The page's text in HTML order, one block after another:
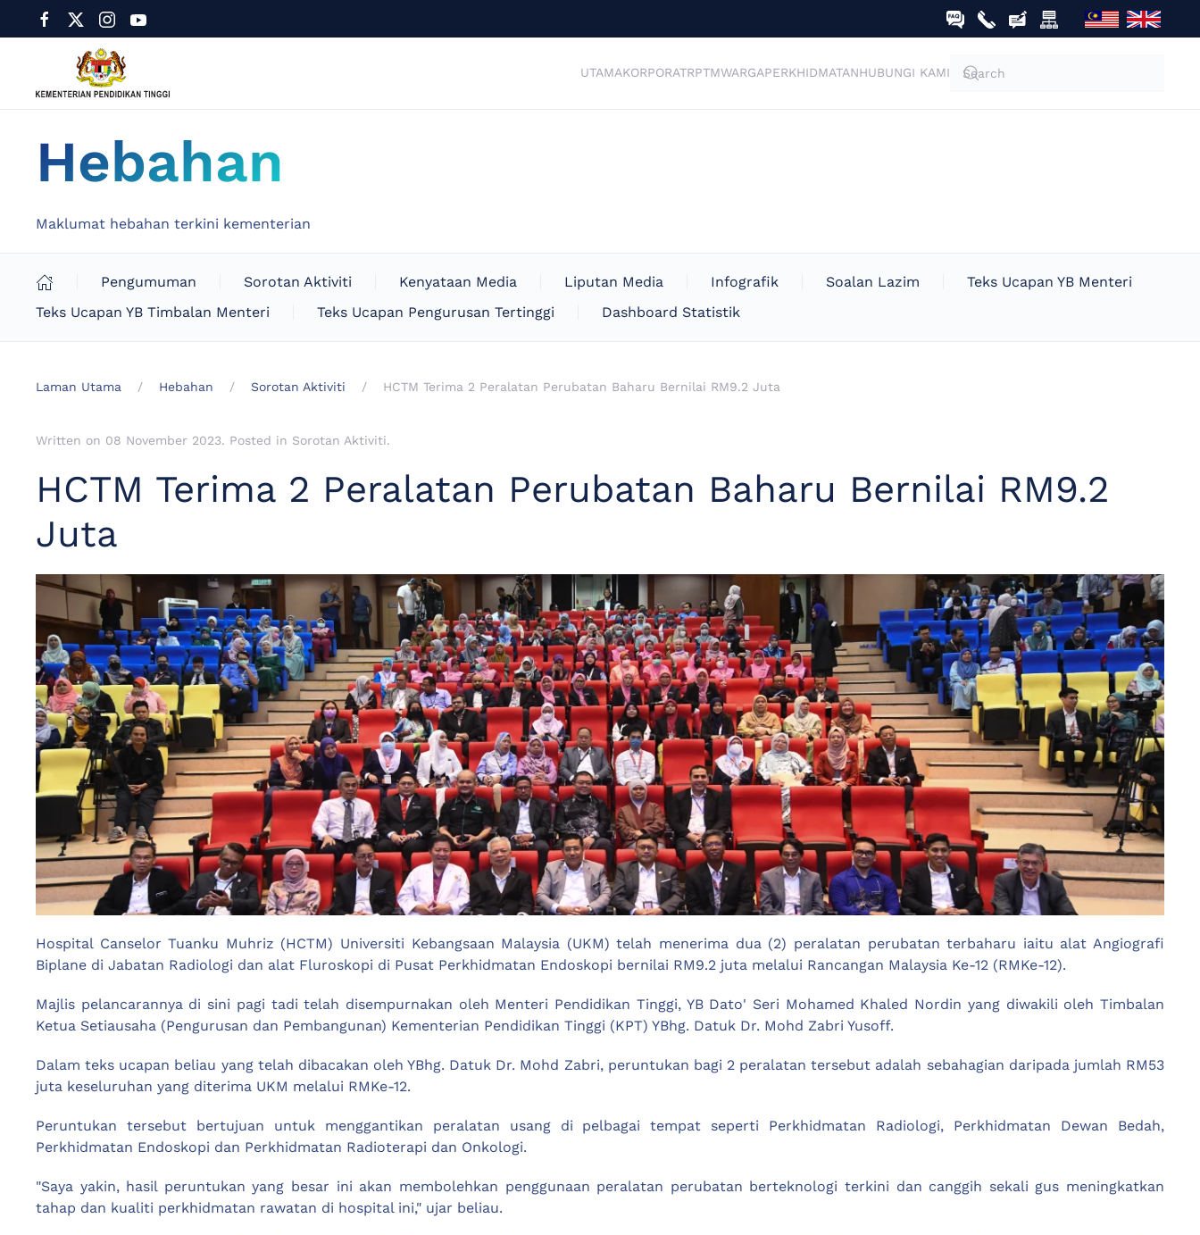
UTAMAKORPORATRPTMWARGAPERKHIDMATANHUBUNGI KAMI
Hebahan
Maklumat hebahan terkini kementerian
Pengumuman Sorotan Aktiviti Kenyataan Media Liputan Media Infografik Soalan Lazim
Teks Ucapan YB Menteri
Teks Ucapan YB Timbalan Menteri
Teks Ucapan Pengurusan Tertinggi Dashboard Statistik
Laman Utama Hebahan Sorotan Aktiviti HCTM Terima 2 Peralatan Perubatan Baharu Bernilai RM9.2 Juta
Written on 08 November 2023. Posted in Sorotan Aktiviti.
HCTM Terima 2 Peralatan Perubatan Baharu Bernilai RM9.2
Juta
Hospital Canselor Tuanku Muhriz (HCTM) Universiti Kebangsaan Malaysia (UKM) telah menerima dua (2) peralatan perubatan terbaharu iaitu alat Angiografi
Biplane di Jabatan Radiologi dan alat Fluroskopi di Pusat Perkhidmatan Endoskopi bernilai RM9.2 juta melalui Rancangan Malaysia Ke-12 (RMKe-12).
Majlis pelancarannya di sini pagi tadi telah disempurnakan oleh Menteri Pendidikan Tinggi, YB Dato' Seri Mohamed Khaled Nordin yang diwakili oleh Timbalan
Ketua Setiausaha (Pengurusan dan Pembangunan) Kementerian Pendidikan Tinggi (KPT) YBhg. Datuk Dr. Mohd Zabri Yusoff.
Dalam teks ucapan beliau yang telah dibacakan oleh YBhg. Datuk Dr. Mohd Zabri, peruntukan bagi 2 peralatan tersebut adalah sebahagian daripada jumlah RM53
juta keseluruhan yang diterima UKM melalui RMKe-12.
Peruntukan tersebut bertujuan untuk menggantikan peralatan usang di pelbagai tempat seperti Perkhidmatan Radiologi, Perkhidmatan Dewan Bedah,
Perkhidmatan Endoskopi dan Perkhidmatan Radioterapi dan Onkologi.
"Saya yakin, hasil peruntukan yang besar ini akan membolehkan penggunaan peralatan perubatan berteknologi terkini dan canggih sekali gus meningkatkan
tahap dan kualiti perkhidmatan rawatan di hospital ini," ujar beliau.